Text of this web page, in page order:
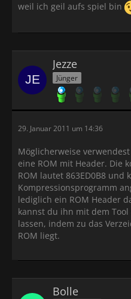
weil ich geil aufs spiel bin
Jezze
Jünger
29. Januar 2011 um 14:36
Möglicherweise
eine ROM mit Header. Die
ROM lautet 863ED0B8 und
Kompressionsprogramm
lediglich ein ROM Header
kannst du ihn mit dem Tool
lassen, indem zu das
ROM liegt.
Bolle